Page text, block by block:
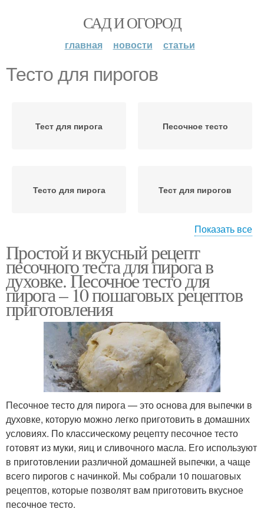
САД И ОГОРОД
главная новости статьи
Тесто для пирогов
Тест для пирога Песочное тесто
Тесто для пирога Тест для пирогов
Тесто на молоке Тесто для тарталеток
Тесто на маргарине
Тесто по госту Дрожжевое тесто
Бездрожжевое тесто Постное тесто
Тесто на яблочном
Показать все
Простой и вкусный рецепт
песочного теста для пирога в
духовке. Песочное тесто для
пирога – 10 пошаговых рецептов
приготовления
Песочное тесто для пирога — это основа для выпечки в
духовке, которую можно легко приготовить в домашних
условиях. По классическому рецепту песочное тесто
готовят из муки, яиц и сливочного масла. Его используют
в приготовлении различной домашней выпечки, а чаще
всего пирогов с начинкой. Мы собрали 10 пошаговых
рецептов, которые позволят вам приготовить вкусное
песочное тесто.